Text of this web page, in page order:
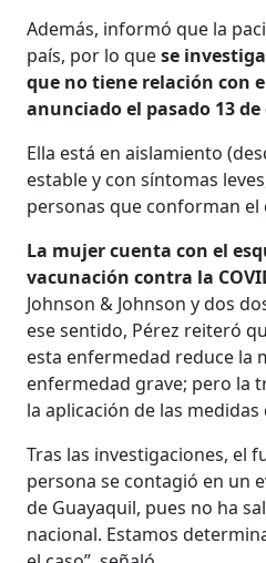
Además, informó que la
país, por lo quese
que no tiene relación con
anunciado el pasado 13
Ella está en aislamiento
estable y con síntomas
personas que conforman
La mujer cuenta con el
vacunación contra la
Johnson & Johnson y dos
ese sentido, Pérez reiteró
esta enfermedad reduce la
enfermedad grave; pero la
la aplicación de las
Tras las investigaciones, el
persona se contagió en un
de Guayaquil, pues no ha
nacional. Estamos